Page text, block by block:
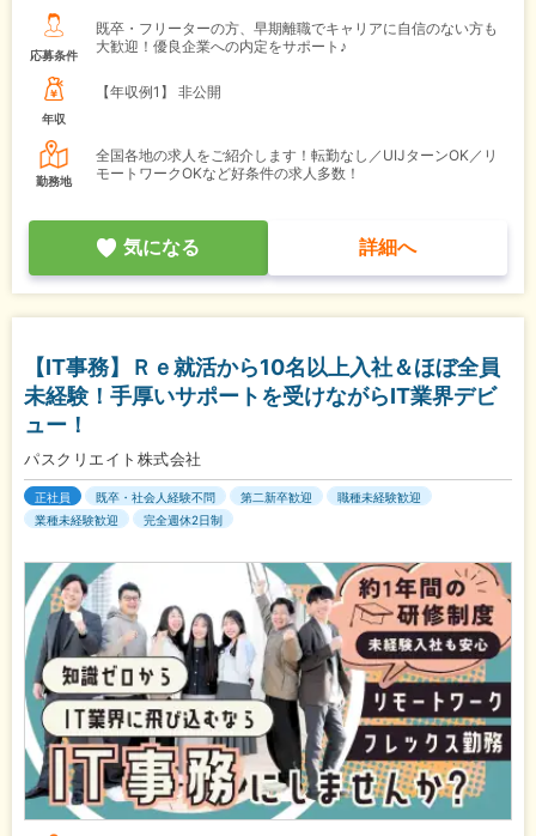
応募条件
既卒・フリーターの方、早期離職でキャリアに自信のない方も
大歓迎！優良企業への内定をサポート♪
年収
【年収例1】 非公開
勤務地
全国各地の求人をご紹介します！転勤なし／UIJターンOK／リ
モートワークOKなど好条件の求人多数！
気になる 詳細へ
【IT事務】Ｒｅ就活から10名以上入社＆ほぼ全員
未経験！手厚いサポートを受けながらIT業界デビ
ュー！
パスクリエイト株式会社
正社員 既卒・社会人経験不問 第二新卒歓迎
職種未経験歓迎
業種未経験歓迎
完全週休2日制